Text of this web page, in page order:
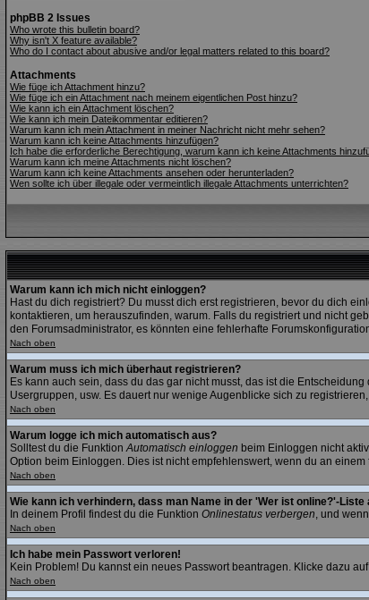
phpBB 2 Issues
Who wrote this bulletin board?
Why isn't X feature available?
Who do I contact about abusive and/or legal matters related to this board?
Attachments
Wie füge ich Attachment hinzu?
Wie füge ich ein Attachment nach meinem eigentlichen Post hinzu?
Wie kann ich ein Attachment löschen?
Wie kann ich mein Dateikommentar editieren?
Warum kann ich mein Attachment in meiner Nachricht nicht mehr sehen?
Warum kann ich keine Attachments hinzufügen?
Ich habe die erforderliche Berechtigung, warum kann ich keine Attachments
Warum kann ich meine Attachments nicht löschen?
Warum kann ich keine Attachments ansehen oder herunterladen?
Wen sollte ich über illegale oder vermeintlich illegale Attachments unterrichten?
Warum kann ich mich nicht einloggen?
Hast du dich registriert? Du musst dich erst registrieren, bevor du dich
kontaktieren, um herauszufinden, warum. Falls du registriert und nicht
den Forumsadministrator, es könnten eine fehlerhafte
Nach oben
Warum muss ich mich überhaut registrieren?
Es kann auch sein, dass du das gar nicht musst, das ist die
Usergruppen, usw. Es dauert nur wenige Augenblicke sich zu
Nach oben
Warum logge ich mich automatisch aus?
Solltest du die FunktionAutomatisch einloggen beim Einloggen nicht
Option beim Einloggen. Dies ist nicht empfehlenswert, wenn du an
Nach oben
Wie kann ich verhindern, dass man Name in der 'Wer ist online?'-Liste
In deinem Profil findest du die Funktion Onlinestatus verbergen, und
Nach oben
Ich habe mein Passwort verloren!
Kein Problem! Du kannst ein neues Passwort beantragen. Klicke dazu
Nach oben